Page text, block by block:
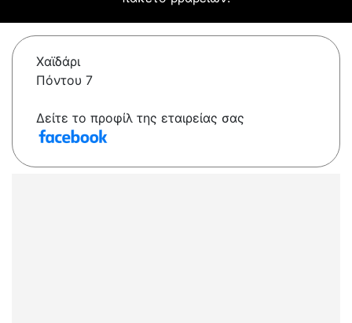
Χαϊδάρι
Πόντου 7
Δείτε το προφίλ της εταιρείας σας